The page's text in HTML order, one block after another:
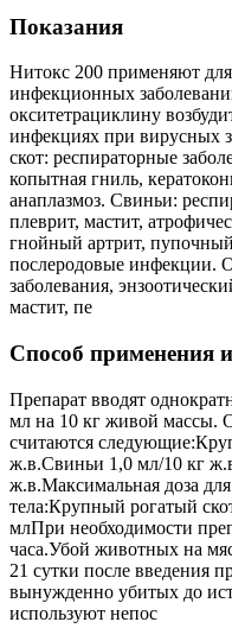
Показания
Нитокс 200 применяют
инфекционных
окситетрациклину
инфекциях при вирусных
скот: респираторные
копытная гниль,
анаплазмоз. Свиньи:
плеврит, мастит,
гнойный артрит,
послеродовые инфекции.
заболевания,
мастит, пе
Способ применения
Препарат вводят
мл на 10 кг живой массы.
считаются
ж.в.Свиньи 1,0 мл/10 кг
ж.в.Максимальная доза
тела:Крупный рогатый
млПри необходимости
часа.Убой животных на
21 сутки после введения
вынужденно убитых до
используют непос